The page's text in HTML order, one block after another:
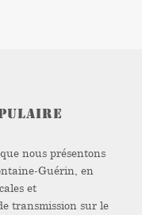
nous présentons
Guérin, en
et
transmission sur le